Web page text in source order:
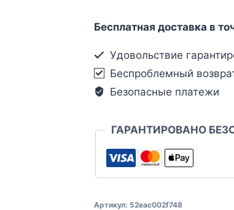
Бесплатная доставка в
Удовольствие
Беспроблемный
Безопасные платежи
ГАРАНТИРОВАНО
Артикул: 52eac002f748